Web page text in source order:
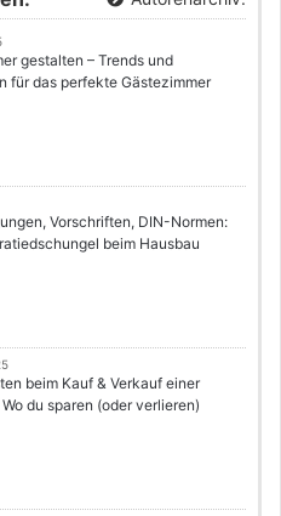
gestalten – Trends und
für das perfekte Gästezimmer
Vorschriften, DIN-Normen:
beim Hausbau
beim Kauf & Verkauf einer
du sparen (oder verlieren)